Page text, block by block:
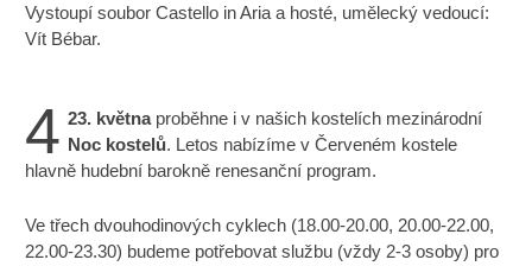
Vystoupí soubor Castello in Aria a hosté, umělecký vedoucí:
Vít Bébar.
4 23. květnaproběhne i v našich kostelích mezinárodní
Noc kostelů. Letos nabízíme v Červeném kostele
hlavně hudební barokně renesanční program.
Ve třech dvouhodinových cyklech (18.00-20.00, 20.00-22.00,
22.00-23.30) budeme potřebovat službu (vždy 2-3 osoby) pro